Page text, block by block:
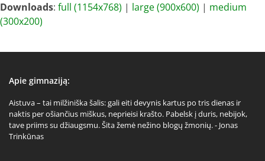
Downloads: full (1154x768) | large (900x600) | medium
(300x200)
Apie gimnaziją:
Aistuva – tai milžiniška šalis: gali eiti devynis kartus po tris dienas ir
naktis per ošiančius miškus, neprieisi krašto. Pabelsk į duris, nebijok,
tave priims su džiaugsmu. Šita žemė nežino blogų žmonių. - Jonas
Trinkūnas